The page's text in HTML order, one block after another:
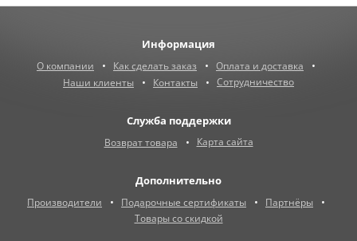
Информация
О компании Как сделать заказ
Оплата и доставка
Наши клиенты
Контакты Сотрудничество
Служба поддержки
Возврат товара Карта сайта
Дополнительно
Производители Подарочные сертификаты
Партнёры
Товары со скидкой